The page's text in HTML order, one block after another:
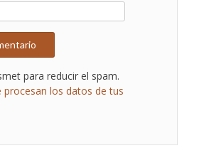
para reducir el spam.
procesan los datos de tus